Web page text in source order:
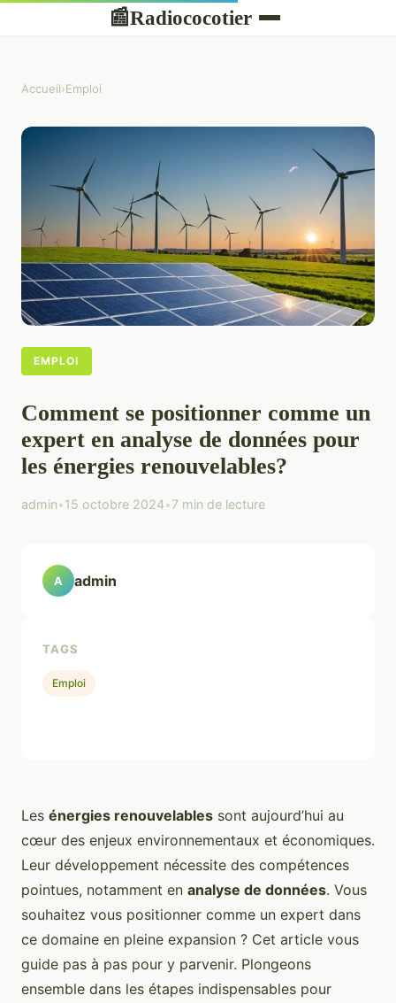
📰Radiococotier
Accueil›Emploi
EMPLOI
Comment se positionner comme un
expert en analyse de données pour
les énergies renouvelables?
admin•15 octobre 2024•7 min de lecture
Les énergies renouvelables sont aujourd’hui au
cœur des enjeux environnementaux et économiques.
Leur développement nécessite des compétences
pointues, notamment en analyse de données. Vous
souhaitez vous positionner comme un expert dans
ce domaine en pleine expansion ? Cet article vous
guide pas à pas pour y parvenir. Plongeons
ensemble dans les étapes indispensables pour
A admin
TAGS
Emploi